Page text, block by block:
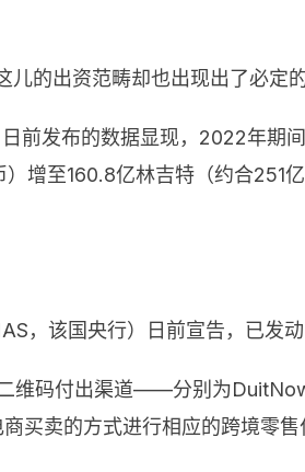
的出资范畴却也出现出了必定的
前发布的数据显现，2022年期
增至160.8亿林吉特（约合251
，该国央行）日前宣告，已发
维码付出渠道——分别为
买卖的方式进行相应的跨境零售